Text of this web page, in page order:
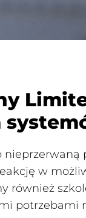
w
również
potrzebami